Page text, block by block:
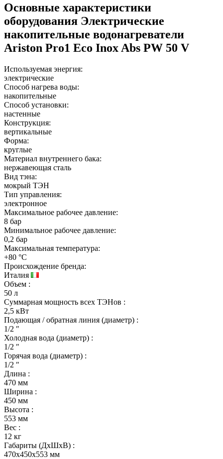
Основные характеристики
оборудования Электрические
накопительные водонагреватели
Ariston Pro1 Eco Inox Abs PW 50 V
Используемая энергия:
электрические
Способ нагрева воды:
накопительные
Способ установки:
настенные
Конструкция:
вертикальные
Форма:
круглые
Материал внутреннего бака:
нержавеющая сталь
Вид тэна:
мокрый ТЭН
Тип управления:
электронное
Максимальное рабочее давление:
8 бар
Минимальное рабочее давление:
0,2 бар
Максимальная температура:
+80 °C
Происхождение бренда:
Италия
Объем :
50 л
Суммарная мощность всех ТЭНов :
2,5 кВт
Подающая / обратная линия (диаметр) :
1/2 ″
Холодная вода (диаметр) :
1/2 ″
Горячая вода (диаметр) :
1/2 ″
Длина :
470 мм
Ширина :
450 мм
Высота :
553 мм
Вес :
12 кг
Габариты (ДхШхВ) :
470x450x553 мм